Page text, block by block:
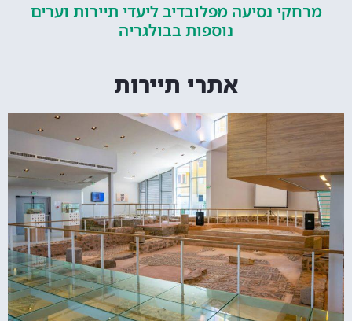
נסיעה מפלובדיב ליעדי תיירות וערים
נוספות בבולגריה
אתרי תיירות